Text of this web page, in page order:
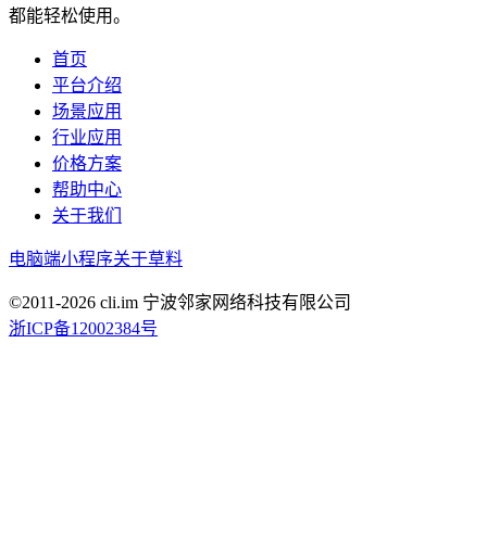
都能轻松使用。
首页
平台介绍
场景应用
行业应用
价格方案
帮助中心
关于我们
电脑端小程序关于草料
©2011-2026 cli.im 宁波邻家网络科技有限公司
浙ICP备12002384号